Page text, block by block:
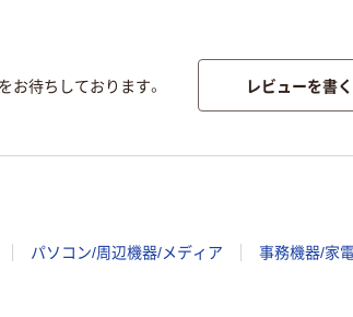
お待ちしております。 レビューを書く
パソコン/周辺機器/メディア 事務機器/家